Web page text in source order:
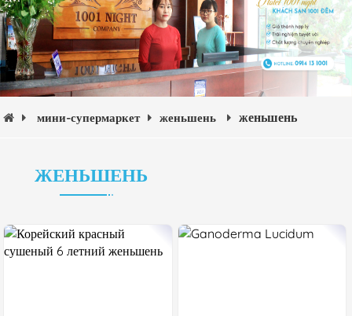
мини-супермаркет женьшень женьшень
ЖЕНЬШЕНЬ